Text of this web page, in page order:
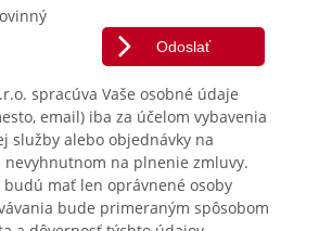
spracúva Vaše osobné údaje
email) iba za účelom vybavenia
služby alebo objednávky na
nevyhnutnom na plnenie zmluvy.
mať len oprávnené osoby
bude primeraným spôsobom